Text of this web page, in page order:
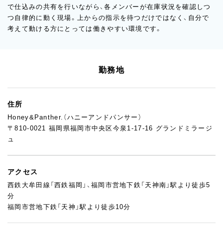
で仕込みの共有を行いながら、各メンバーが在庫状況を確認しつ
つ自律的に動く現場。上からの指示を待つだけではなく、自分で
考えて動ける方にとっては働きやすい環境です。
勤務地
住所
Honey&Panther.（ハニーアンドパンサー）
〒810-0021 福岡県福岡市中央区今泉1-17-16 グランドミラージ
ュ
アクセス
西鉄大牟田線「西鉄福岡」、福岡市営地下鉄「天神南」駅より徒歩5
分
福岡市営地下鉄「天神」駅より徒歩10分